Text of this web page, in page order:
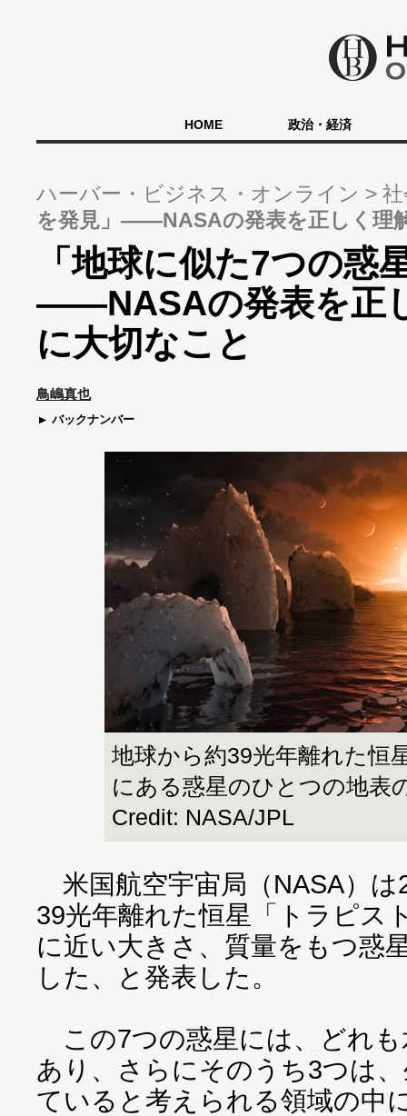
HOME 政治・経済
ハーバー・ビジネス・オンライン
を発見」――NASAの発表を正しく理
「地球に似た7つの惑
――NASAの発表を正
に大切なこと
鳥嶋真也
バックナンバー
地球から約39光年離れた恒
にある惑星のひとつの地表
Credit: NASA/JPL
米国航空宇宙局（NASA）は
39光年離れた恒星「トラピス
に近い大きさ、質量をもつ惑
した、と発表した。
この7つの惑星には、どれも
あり、さらにそのうち3つは
ていると考えられる領域の中